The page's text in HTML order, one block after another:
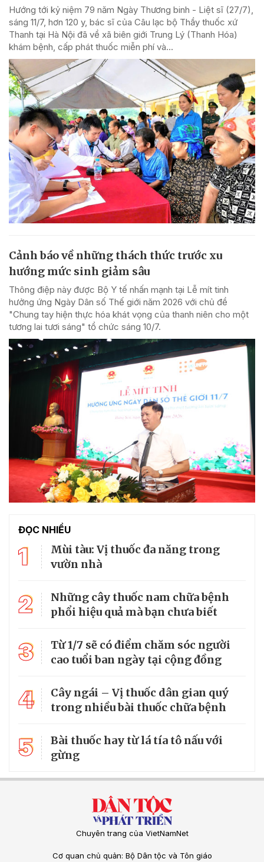
Hướng tới kỷ niệm 79 năm Ngày Thương binh - Liệt sĩ (27/7),
sáng 11/7, hơn 120 y, bác sĩ của Câu lạc bộ Thầy thuốc xứ
Thanh tại Hà Nội đã về xã biên giới Trung Lý (Thanh Hóa)
khám bệnh, cấp phát thuốc miễn phí và...
Cảnh báo về những thách thức trước xu
hướng mức sinh giảm sâu
Thông điệp này được Bộ Y tế nhấn mạnh tại Lễ mít tinh
hưởng ứng Ngày Dân số Thế giới năm 2026 với chủ đề
"Chung tay hiện thực hóa khát vọng của thanh niên cho một
tương lai tươi sáng" tổ chức sáng 10/7.
ĐỌC NHIỀU
1
Mùi tàu: Vị thuốc đa năng trong
vườn nhà
2
Những cây thuốc nam chữa bệnh
phổi hiệu quả mà bạn chưa biết
3
Từ 1/7 sẽ có điểm chăm sóc người
cao tuổi ban ngày tại cộng đồng
4
Cây ngái – Vị thuốc dân gian quý
trong nhiều bài thuốc chữa bệnh
5
Bài thuốc hay từ lá tía tô nấu với
gừng
Chuyên trang của VietNamNet
Cơ quan chủ quản: Bộ Dân tộc và Tôn giáo